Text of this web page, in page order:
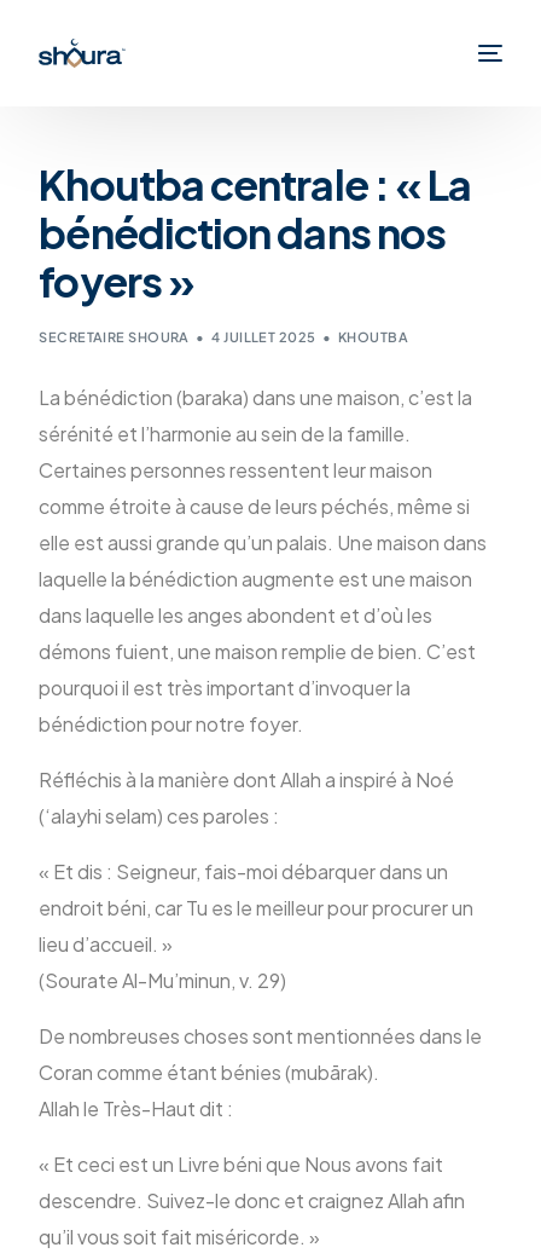
Khoutba centrale : « La
bénédiction dans nos
foyers »
SECRETAIRE SHOURA 4 JUILLET 2025 KHOUTBA
La bénédiction (baraka) dans une maison, c’est la
sérénité et l’harmonie au sein de la famille.
Certaines personnes ressentent leur maison
comme étroite à cause de leurs péchés, même si
elle est aussi grande qu’un palais. Une maison dans
laquelle la bénédiction augmente est une maison
dans laquelle les anges abondent et d’où les
démons fuient, une maison remplie de bien. C’est
pourquoi il est très important d’invoquer la
bénédiction pour notre foyer.
Réfléchis à la manière dont Allah a inspiré à Noé
(‘alayhi selam) ces paroles :
« Et dis : Seigneur, fais-moi débarquer dans un
endroit béni, car Tu es le meilleur pour procurer un
lieu d’accueil. »
(Sourate Al-Mu’minun, v. 29)
De nombreuses choses sont mentionnées dans le
Coran comme étant bénies (mubārak).
Allah le Très-Haut dit :
« Et ceci est un Livre béni que Nous avons fait
descendre. Suivez-le donc et craignez Allah afin
qu’il vous soit fait miséricorde. »
ENG